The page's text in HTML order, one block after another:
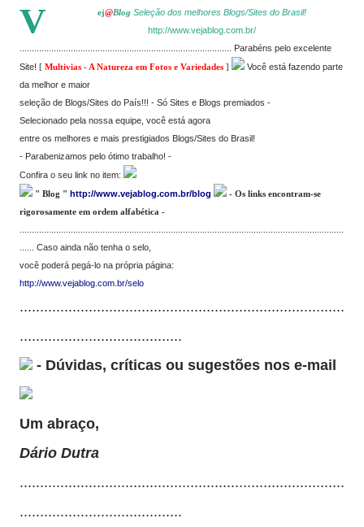
V ej@Blog Seleção dos melhores Blogs/Sites do Brasil!
http://www.vejablog.com.br/
....................................................................................... Parabéns pelo excelente
Site! [ Multivias - A Natureza em Fotos e Variedades ]
Você está fazendo parte
da melhor e maior
seleção de Blogs/Sites do País!!! - Só Sites e Blogs premiados -
Selecionado pela nossa equipe, você está agora
entre os melhores e mais prestigiados Blogs/Sites do Brasil!
- Parabenizamos pelo ótimo trabalho! -
Confira o seu link no item:
" Blog " http://www.vejablog.com.br/blog
- Os links encontram-se
rigorosamente em ordem alfabética -
.....................................................................................................................................
...... Caso ainda não tenha o selo,
você poderá pegá-lo na própria página:
http://www.vejablog.com.br/selo
................................................................................
........................................
- Dúvidas, críticas ou sugestões nos e-mail
Um abraço,
Dário Dutra
................................................................................
........................................